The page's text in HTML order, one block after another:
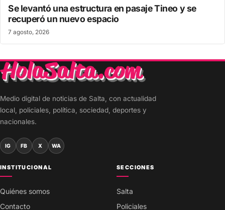
Se levantó una estructura en pasaje Tineo y se
recuperó un nuevo espacio
7 agosto, 2026
Medio digital de noticias de Salta, con actualidad
local, policiales, política, sociedad, deportes y
nacionales.
IG FB X WA
INSTITUCIONAL
Quiénes somos
Contacto
SECCIONES
Salta
Policiales